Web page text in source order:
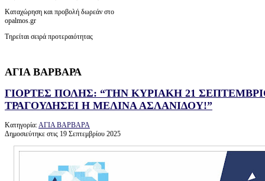
Καταχώρηση και προβολή δωρεάν στο
opalmos.gr
Τηρείται σειρά προτεραιότητας
ΑΓΙΑ ΒΑΡΒΑΡΑ
ΓΙΟΡΤΕΣ ΠΟΛΗΣ: “ΤΗΝ ΚΥΡΙΑΚΗ 21
ΤΡΑΓΟΥΔΗΣΕΙ Η ΜΕΛΙΝΑ ΑΣΛΑΝΙΔΟΥ!”
Κατηγορία:ΑΓΙΑ ΒΑΡΒΑΡΑ
Δημοσιεύτηκε στις 19 Σεπτεμβρίου 2025